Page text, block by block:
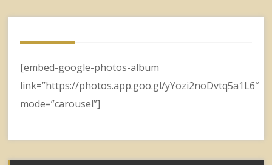
[embed-google-photos-album
link=”https://photos.app.goo.gl/yYozi2noDvtq5a1L6″
mode=”carousel”]